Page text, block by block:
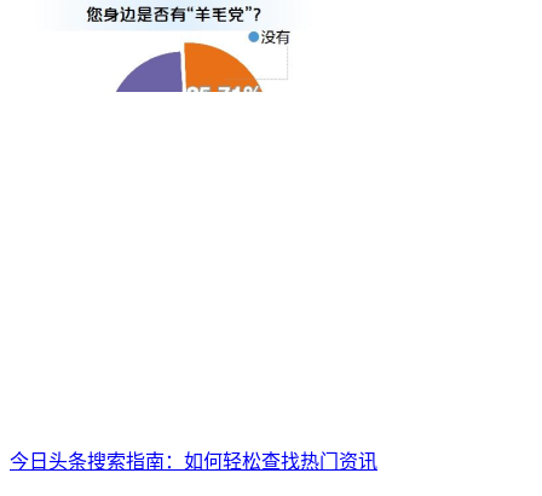
今日头条搜索指南：如何轻松查找热门资讯